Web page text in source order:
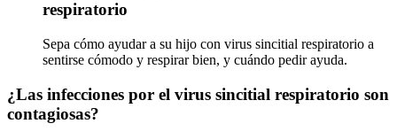
respiratorio
Sepa cómo ayudar a su hijo con virus sincitial respiratorio a
sentirse cómodo y respirar bien, y cuándo pedir ayuda.
¿Las infecciones por el virus sincitial respiratorio son
contagiosas?